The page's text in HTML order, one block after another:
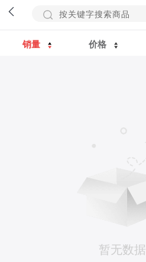
销量 价格
暂无数据